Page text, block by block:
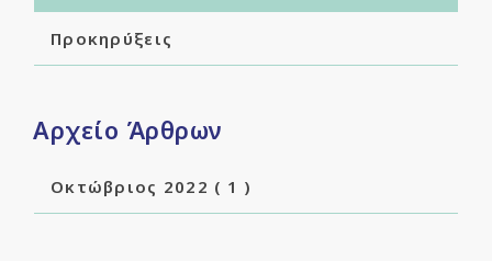
Προκηρύξεις
Αρχείο Άρθρων
Οκτώβριος 2022 ( 1 )